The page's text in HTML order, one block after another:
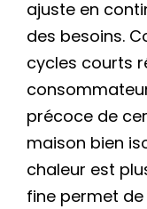
ajuste en
des besoins.
cycles courts
précoce de
maison bien
chaleur est
fine permet